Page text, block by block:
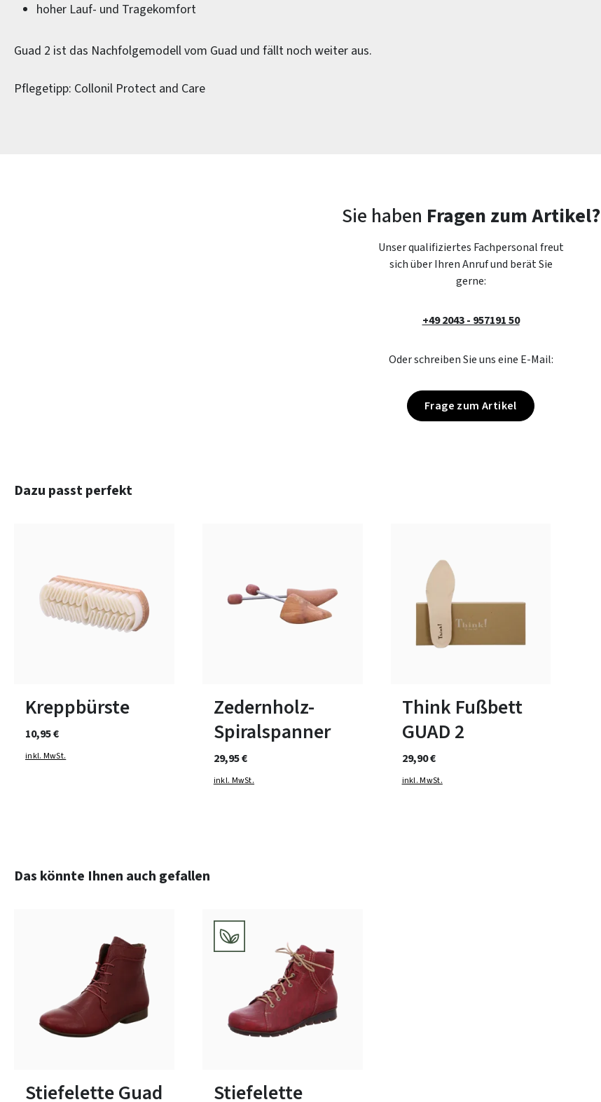
hoher Lauf- und Tragekomfort
Guad 2 ist das Nachfolgemodell vom Guad und fällt noch weiter aus.
Pflegetipp: Collonil Protect and Care
Sie haben Fragen zum Artikel?
Unser qualifiziertes Fachpersonal freut
sich über Ihren Anruf und berät Sie
gerne:
+49 2043 - 957191 50
Oder schreiben Sie uns eine E-Mail:
Frage zum Artikel
Produktgalerie überspringen
Dazu passt perfekt
Kreppbürste
10,95 €
inkl. MwSt.
Zedernholz-
Spiralspanner
29,95 €
inkl. MwSt.
Think Fußbett
GUAD 2
29,90 €
inkl. MwSt.
Produktgalerie überspringen
Das könnte Ihnen auch gefallen
14 Farben
Stiefelette Guad
Farben grünblauschwarz
Stiefelette